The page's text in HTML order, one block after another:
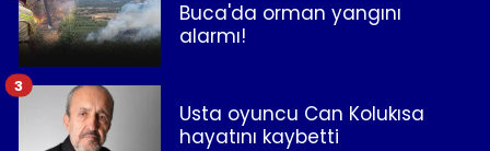
Buca'da orman yangını
alarmı!
Usta oyuncu Can Kolukısa
hayatını kaybetti
3